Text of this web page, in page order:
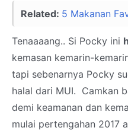
Related: 5 Makanan
Tenaaaang.. Si Pocky ini
kemasan kemarin-
tapi sebenarnya Pocky
halal dari MUI. Camkan
demi keamanan dan
mulai pertengahan 2017